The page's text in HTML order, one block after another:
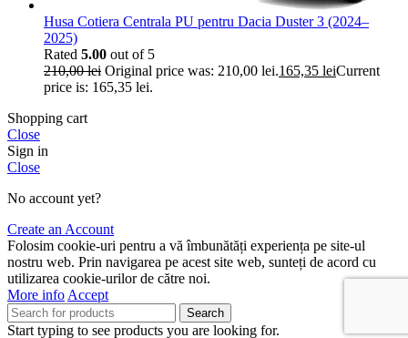
Husa Cotiera Centrala PU pentru Dacia Duster 3 (2024–
2025)
Rated 5.00 out of 5
210,00lei Original price was: 210,00 lei.165,35 leiCurrent
price is: 165,35 lei.
Shopping cart
Close
Sign in
Close
No account yet?
Create an Account
Folosim cookie-uri pentru a vă îmbunătăți experiența pe site-ul
nostru web. Prin navigarea pe acest site web, sunteți de acord cu
utilizarea cookie-urilor de către noi.
More info Accept
Search
Start typing to see products you are looking for.